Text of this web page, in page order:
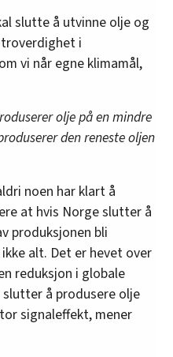
slutte å utvinne olje og
i
vi når egne klimamål,
olje på en mindre
den reneste oljen
noen har klart å
at hvis Norge slutter å
produksjonen bli
alt. Det er hevet over
reduksjon i globale
å produsere olje
signaleffekt, mener